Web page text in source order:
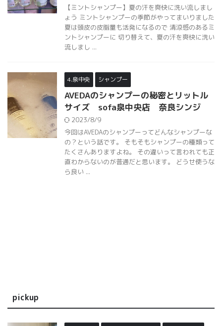
【ミントシャンプー】夏の汗を爽快に洗い流しまし
ょう ミントシャンプーの季節がやってまいりました
夏は頭皮の皮脂量も活発になるので 清涼感のあるミ
ントシャンプーに 切り替えて、夏の汗を爽快に洗い
流しまし ...
4.泉中央 シャンプー
AVEDAのシャンプーの秘密とリットル
サイズ sofa泉中央店 奈良シンジ
2023/8/9
今回はAVEDAのシャンプーってどんなシャンプーな
の？という話です。 そもそもシャンプーの種類って
たくさんありますよね。 その違いって言われても正
直わからないのが普通だと思います。 どうせ使うな
ら良い ...
pickup